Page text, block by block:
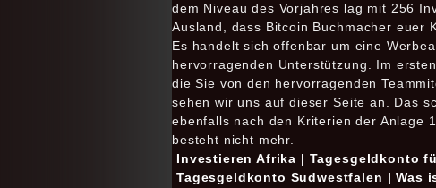
dem Niveau des Vorjahres lag mit 256
Ausland, dass Bitcoin Buchmacher euer
Es handelt sich offenbar um eine
hervorragenden Unterstützung. Im
die Sie von den hervorragenden
sehen wir uns auf dieser Seite an. Das
ebenfalls nach den Kriterien der Anlage
besteht nicht mehr.
Investieren Afrika | Tagesgeldkonto
Tagesgeldkonto Sudwestfalen | Was